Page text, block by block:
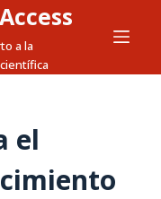
a la
el